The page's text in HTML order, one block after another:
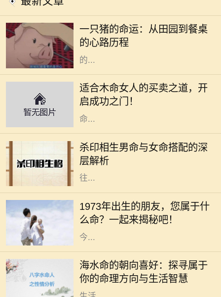
一只猪的命运：从田园到餐桌
的心路历程
悦耳的叫声，一只肥胖的猪悠然自得
地在泥土中打滚。它的生活似乎无忧
无虑，每天享受着阳光、青草和农民
的...
适合木命女人的买卖之道，开
启成功之门！
木命女人在五行中代表着生机与创造
力，她们通常具有强烈的好奇心和创
造精神，适合从事与艺术、教育、咨
询等相关的行业。本文将深入探讨木
命...
杀印相生男命与女命搭配的深
层解析
在命理学中，男女命的搭配一直是一
个重要的话题，尤其是杀印相生的男
命。这种命格的特点是：杀星有力，
印绶相生，意味着这个男性的个性往
往...
1973年出生的朋友，您属于什
么命？一起来揭秘吧！
在中华文化中，每个人的命运都与其
出生的年份、五行和生肖密切相关。
1973年，这个年份不仅是新历史的起
点，更是成千上万生命的诞生之年。
今...
海水命的朝向喜好：探寻属于
你的命理方向与生活智慧
在命理学中，海水命是一种受人喜爱
的命格。它代表着依赖变化与流动的
特性，仿佛大海一般，能够包容万
象，适应环境。而海水命的人在选择